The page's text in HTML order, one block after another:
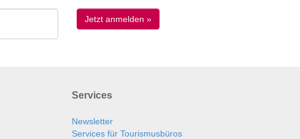
Services
Newsletter
Services für Tourismusbüros